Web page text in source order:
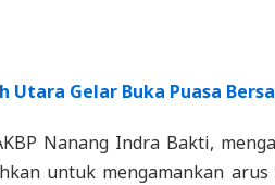
Utara Gelar Buka Puasa
Nanang Indra Bakti,
untuk mengamankan